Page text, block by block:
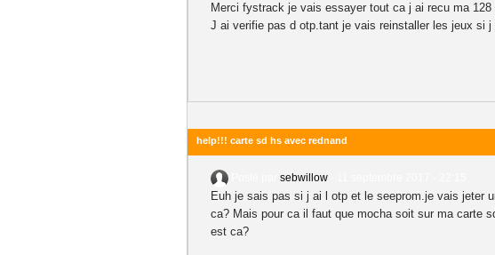
Merci fystrack je vais essayer tout ca j ai recu ma 128
J ai verifie pas d otp.tant je vais reinstaller les jeux si
help!!! carte sd hs avec rednand
sebwillow
Euh je sais pas si j ai l otp et le seeprom.je vais jeter
ca? Mais pour ca il faut que mocha soit sur ma carte
est ca?